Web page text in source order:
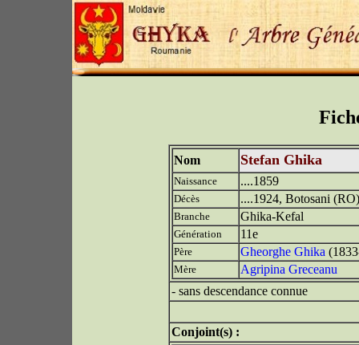
Nom Stefan Ghika
Naissance ....1859
Décès ....1924, Botosani (RO)
Branche Ghika-Kefal
Génération 11e
Père Gheorghe Ghika
Mère
Agripina Greceanu
- sans descendance connue
Conjoint(s) :